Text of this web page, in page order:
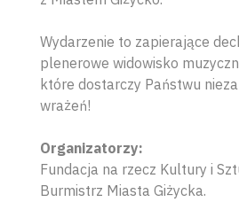
Wydarzenie to zapierające
plenerowe widowisko
które dostarczy Państwu
wrażeń!
Organizatorzy:
Fundacja na rzecz Kultury i
Burmistrz Miasta Giżycka.